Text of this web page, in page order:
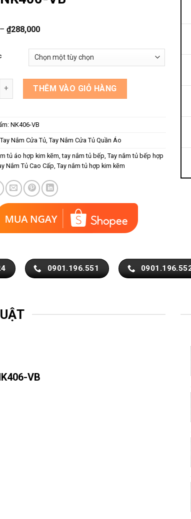
–₫288,000
tủ dạng thanh màu vàng NK406-VB số lượng
THÊM VÀO GIỎ HÀNG
NK406-VB
Tay Nắm Cửa Tủ,Tay Nắm Cửa Tủ Quần Áo
tủ áo hợp kim kẽm,tay nắm tủ bếp,Tay nắm tủ bếp hợp
Nắm Tủ Cao Cấp,Tay nắm tủ hợp kim kẽm
0901.196.551
VB